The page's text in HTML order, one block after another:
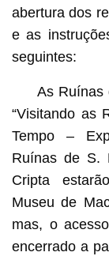
abertura dos
e as
seguintes:
As Ruínas
“Visitando as
Tempo –
Ruínas de S.
Cripta
Museu de
mas, o
encerrado a